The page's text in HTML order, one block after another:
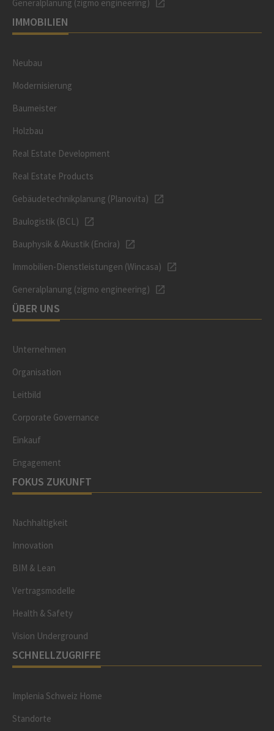
Generalplanung (zigmo engineering)
IMMOBILIEN
Neubau
Modernisierung
Baumeister
Holzbau
Real Estate Development
Real Estate Products
Gebäudetechnikplanung (Planovita)
Baulogistik (BCL)
Bauphysik & Akustik (Encira)
Immobilien-Dienstleistungen (Wincasa)
Generalplanung (zigmo engineering)
ÜBER UNS
Unternehmen
Organisation
Leitbild
Corporate Governance
Einkauf
Engagement
FOKUS ZUKUNFT
Nachhaltigkeit
Innovation
BIM & Lean
Vertragsmodelle
Health & Safety
Vision Underground
SCHNELLZUGRIFFE
Implenia Schweiz Home
Standorte